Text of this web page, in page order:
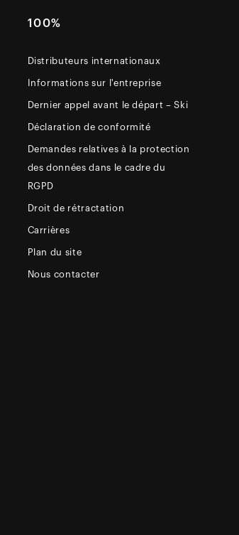
100%
Distributeurs internationaux
Informations sur l'entreprise
Dernier appel avant le départ – Ski
Déclaration de conformité
Demandes relatives à la protection
des données dans le cadre du
RGPD
Droit de rétractation
Carrières
Plan du site
Nous contacter